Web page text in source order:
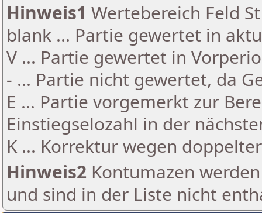
Hinweis1 Wertebereich Feld
blank ... Partie gewertet in
V ... Partie gewertet in
- ... Partie nicht gewertet, da
E ... Partie vorgemerkt zur
Einstiegselozahl in der
K ... Korrektur wegen
Hinweis2 Kontumazen
und sind in der Liste nicht